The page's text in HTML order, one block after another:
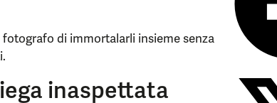
fotografo di immortalarli insieme senza
inaspettata